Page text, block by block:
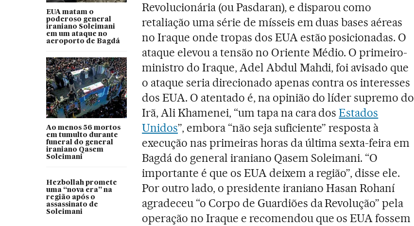
EUA matam o
poderoso general
iraniano Soleimani
em um ataque no
aeroporto de Bagdá
Ao menos 56 mortos
em tumulto durante
funeral do general
iraniano Qasem
Soleimani
Hezbollah promete
uma “nova era” na
região após o
assassinato de
Soleimani
Revolucionária (ou Pasdaran), e disparou como
retaliação uma série de mísseis em duas bases aéreas
no Iraque onde tropas dos EUA estão posicionadas. O
ataque elevou a tensão no Oriente Médio. O primeiro-
ministro do Iraque, Adel Abdul Mahdi, foi avisado que
o ataque seria direcionado apenas contra os interesses
dos EUA. O atentado é, na opinião do líder supremo do
Irã, Ali Khamenei, “um tapa na cara dosEstados
Unidos”, embora “não seja suficiente” resposta à
execução nas primeiras horas da última sexta-feira em
Bagdá do general iraniano Qasem Soleimani. “O
importante é que os EUA deixem a região”, disse ele.
Por outro lado, o presidente iraniano Hasan Rohaní
agradeceu “o Corpo de Guardiões da Revolução” pela
operação no Iraque e recomendou que os EUA fossem